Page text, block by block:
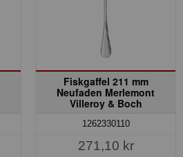
Fiskgaffel 211 mm
Neufaden Merlemont
Villeroy & Boch
1262330110
271,10 kr